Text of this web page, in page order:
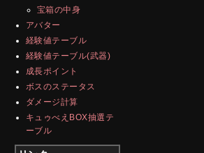
宝箱の中身
アバター
経験値テーブル
経験値テーブル(武器)
成長ポイント
ボスのステータス
ダメージ計算
キュゥべえBOX抽選テ
ーブル